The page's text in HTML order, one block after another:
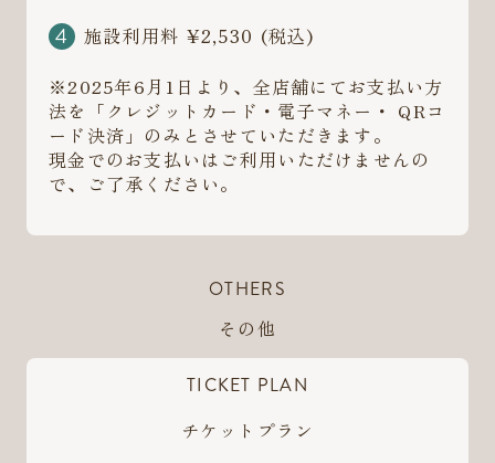
施設利用料 ¥2,530 (税込)
※2025年6月1日より、全店舗にてお支払い方
法を「クレジットカード・電子マネー・ QRコ
ード決済」のみとさせていただきます。
現金でのお支払いはご利用いただけませんの
で、ご了承ください。
OTHERS
その他
TICKET PLAN
チケットプラン